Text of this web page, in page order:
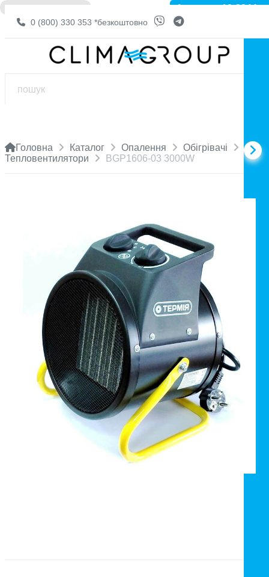
0 (800) 330 353 *безкоштовно
Головна Каталог Опалення
Обігрівачі
Тепловентилятори
BGP1606-03 3000W
Артикул: 10-3944
❌ НЕМА В НАЯВНОСТІ